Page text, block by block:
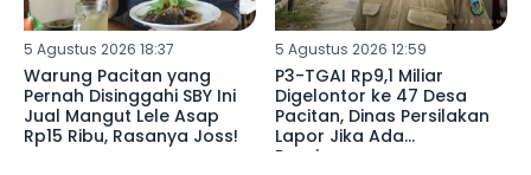
5 Agustus 2026 18:37
Warung Pacitan yang
Pernah Disinggahi SBY Ini
Jual Mangut Lele Asap
Rp15 Ribu, Rasanya Joss!
5 Agustus 2026 12:59
P3-TGAI Rp9,1 Miliar
Digelontor ke 47 Desa
Pacitan, Dinas Persilakan
Lapor Jika Ada
Penyimpangan